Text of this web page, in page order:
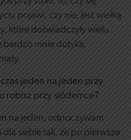
pojawi, czy nie, jest wielką
które doświadczyły wielu
bardzo mnie dotyka,
jeden na jeden przy
robisz przy siódemce?
na jeden, odpoczywam
dla siebie tak, że po pierwsze